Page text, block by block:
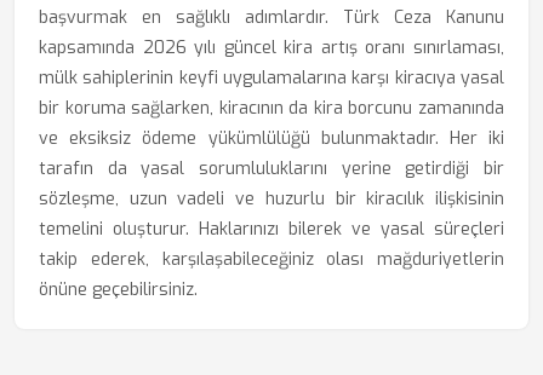
başvurmak en sağlıklı adımlardır. Türk Ceza Kanunu
kapsamında 2026 yılı güncel kira artış oranı sınırlaması,
mülk sahiplerinin keyfi uygulamalarına karşı kiracıya yasal
bir koruma sağlarken, kiracının da kira borcunu zamanında
ve eksiksiz ödeme yükümlülüğü bulunmaktadır. Her iki
tarafın da yasal sorumluluklarını yerine getirdiği bir
sözleşme, uzun vadeli ve huzurlu bir kiracılık ilişkisinin
temelini oluşturur. Haklarınızı bilerek ve yasal süreçleri
takip ederek, karşılaşabileceğiniz olası mağduriyetlerin
önüne geçebilirsiniz.